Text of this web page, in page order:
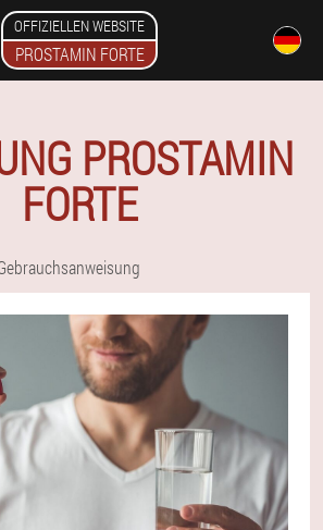
OFFIZIELLEN WEBSITE
PROSTAMIN FORTE
PROSTAMIN
FORTE